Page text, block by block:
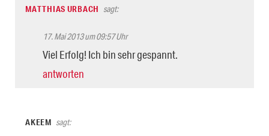
MATTHIAS URBACH sagt:
17. Mai 2013 um 09:57 Uhr
Viel Erfolg! Ich bin sehr gespannt.
antworten
AKEEM sagt: